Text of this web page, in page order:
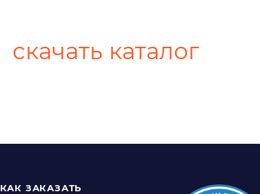
скачать каталог
КАК ЗАКАЗАТЬ